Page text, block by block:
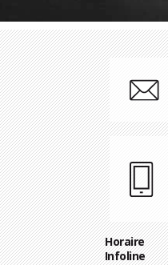
Horaire
Infoline